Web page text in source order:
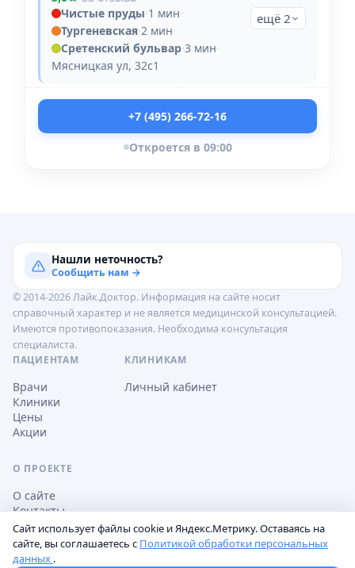
Чистые пруды·1 мин·
Тургеневская·2 мин·
Сретенский бульвар·3 мин·
Мясницкая ул, 32с1
ещё 2
+7 (495) 266-72-16
Откроется в 09:00
Нашли неточность?
Сообщить нам →
© 2014-2026 Лайк.Доктор. Информация на сайте носит
справочный характер и не является медицинской консультацией.
Имеются противопоказания. Необходима консультация
специалиста.
ПАЦИЕНТАМ
Врачи
Клиники
Цены
Акции
КЛИНИКАМ
Личный кабинет
О ПРОЕКТЕ
О сайте
Контакты
Обработка персональных данных
Сайт использует файлы cookie и Яндекс.Метрику. Оставаясь на
сайте, вы соглашаетесь с Политикой обработки персональных
данных .